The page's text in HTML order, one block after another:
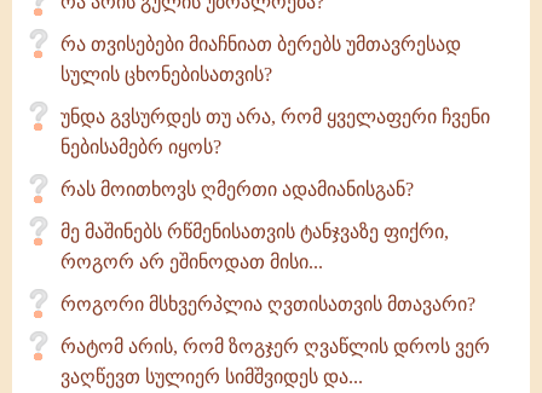
რა თვისებები მიაჩნიათ ბერებს უმთავრესად
სულის ცხონებისათვის?
უნდა გვსურდეს თუ არა, რომ ყველაფერი ჩვენი
ნებისამებრ იყოს?
რას მოითხოვს ღმერთი ადამიანისგან?
მე მაშინებს რწმენისათვის ტანჯვაზე ფიქრი,
როგორ არ ეშინოდათ მისი...
როგორი მსხვერპლია ღვთისათვის მთავარი?
რატომ არის, რომ ზოგჯერ ღვაწლის დროს ვერ
ვაღწევთ სულიერ სიმშვიდეს და...